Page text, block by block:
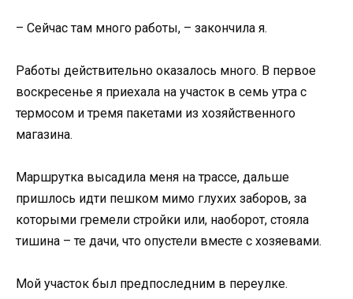
– Сейчас там много работы, – закончила я.
Работы действительно оказалось много. В первое
воскресенье я приехала на участок в семь утра с
термосом и тремя пакетами из хозяйственного
магазина.
Маршрутка высадила меня на трассе, дальше
пришлось идти пешком мимо глухих заборов, за
которыми гремели стройки или, наоборот, стояла
тишина – те дачи, что опустели вместе с хозяевами.
Мой участок был предпоследним в переулке.